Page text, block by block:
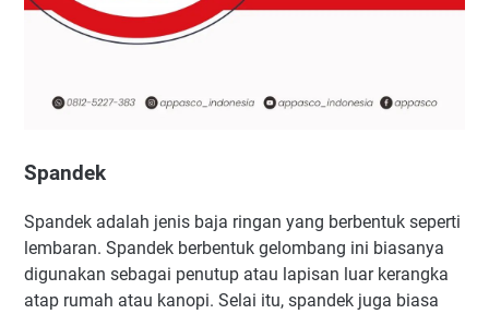
Spandek
Spandek adalah jenis baja ringan yang berbentuk seperti
lembaran. Spandek berbentuk gelombang ini biasanya
digunakan sebagai penutup atau lapisan luar kerangka
atap rumah atau kanopi. Selai itu, spandek juga biasa